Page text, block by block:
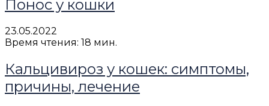
Понос у кошки
23.05.2022
Время чтения: 18 мин.
Кальцивироз у кошек: симптомы,
причины, лечение